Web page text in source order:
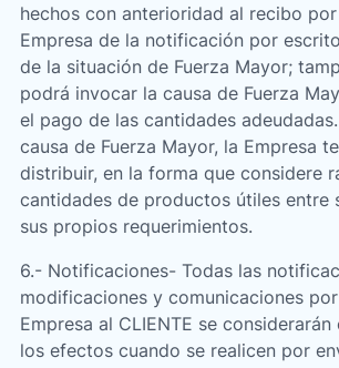
hechos con anterioridad al recibo
Empresa de la notificación por
de la situación de Fuerza Mayor;
podrá invocar la causa de Fuerza
el pago de las cantidades
causa de Fuerza Mayor, la Empresa
distribuir, en la forma que considere
cantidades de productos útiles entre
sus propios requerimientos.
6.- Notificaciones- Todas las
modificaciones y comunicaciones
Empresa al CLIENTE se
los efectos cuando se realicen por